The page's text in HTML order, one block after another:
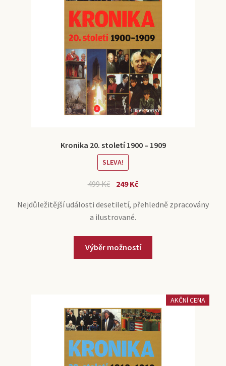
Kronika 20. století 1900 – 1909
SLEVA!
499Kč 249Kč
Nejdůležitější události desetiletí, přehledně zpracovány
a ilustrované.
Výběr možností
AKČNÍ CENA